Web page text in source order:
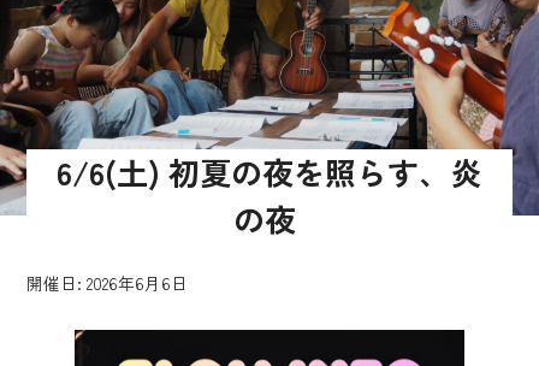
6/6(土) 初夏の夜を照らす、炎
の夜
開催日: 2026年6月6日